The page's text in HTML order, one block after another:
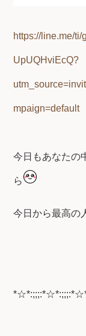
https://line.me/
UpUQHviEcQ?
mpaign=default
今日もあなたの
ら
今日から最高の